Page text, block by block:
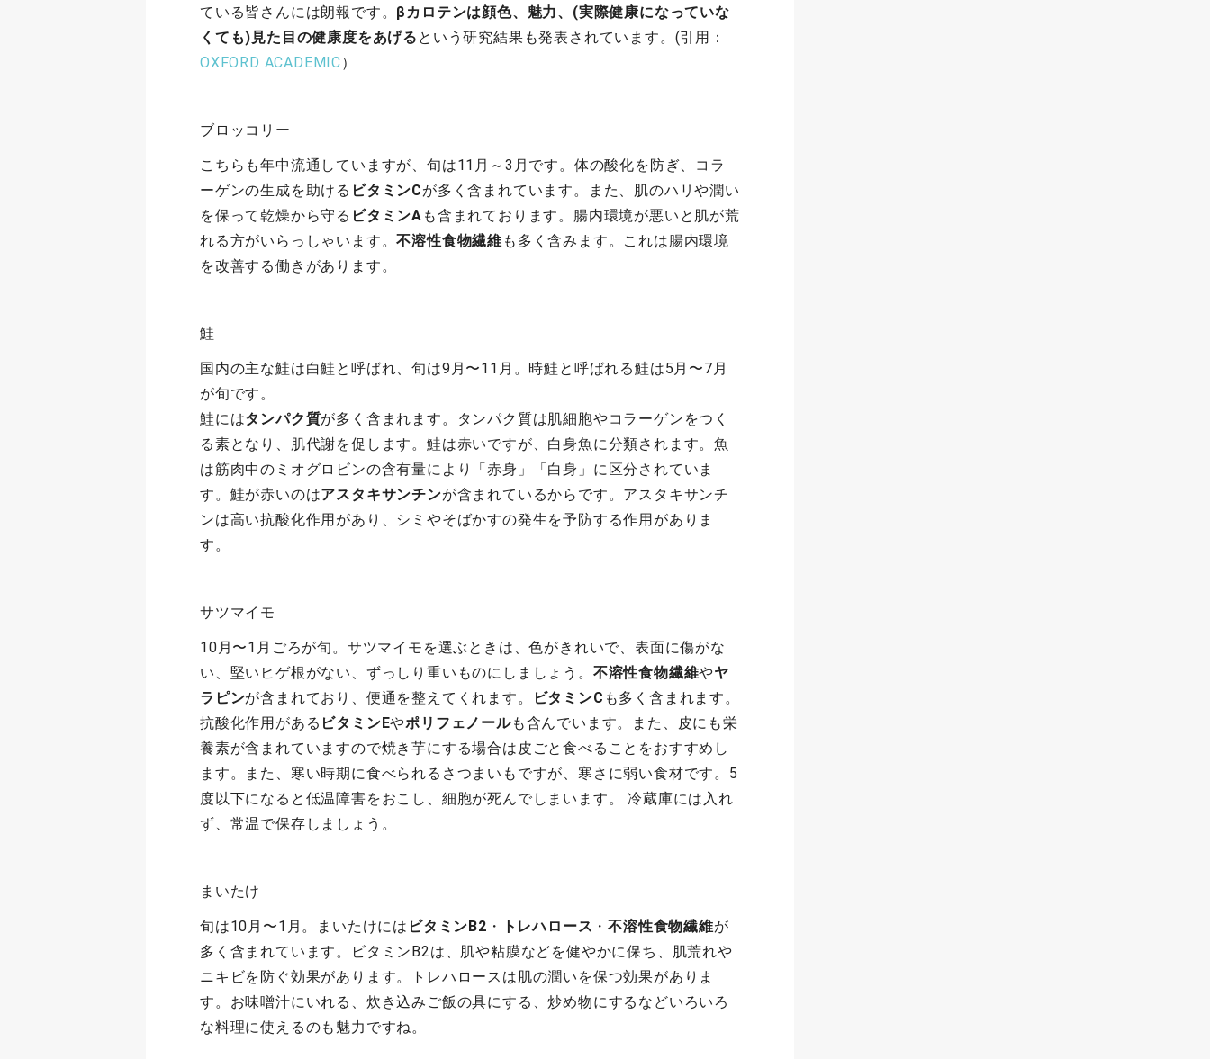
ている皆さんには朗報です。 βカロテンは顔色、魅力、(実際健康になっていな
くても)見た目の健康度をあげる という研究結果も発表されています。(引用：
OXFORD ACADEMIC）
ブロッコリー
こちらも年中流通していますが、旬は11月～3月です。体の酸化を防ぎ 、コラ
ーゲンの生成を助ける ビタミンCが多く含まれています。また、肌のハリや潤い
を保って乾燥から守る ビタミンA も含まれております。腸内環境が悪いと肌が荒
れる方がいらっしゃいます。不溶性食物繊維 も多く含みます。これは腸内環境
を改善する働きがあります。
鮭
国内の主な鮭は白鮭と呼ばれ、旬は9月〜11月。時鮭と呼ばれる鮭は5月〜7月
が旬です。
鮭にはタンパク質が多く含まれます。タンパク質は肌細胞やコラーゲンをつく
る素となり、肌代謝を促します。 鮭は赤いですが、白身魚に分類されます。魚
は筋肉中のミオグロビンの含有量により「赤身」「白身」に区分されていま
す。鮭が赤いのはアスタキサンチンが含まれているからです。アスタキサンチ
ンは高い抗酸化作用があり、シミやそばかすの発生を予防する作用がありま
す。
サツマイモ
10月〜1月ごろが旬。サツマイモを選ぶときは、色がきれいで、表面に傷がな
い、堅いヒゲ根がない、ずっしり重いものにしましょう。 不溶性食物繊維やヤ
ラピンが含まれており、便通を整えてくれます。 ビタミンC も多く含まれます。
抗酸化作用がある ビタミンEやポリフェノールも含んでいます。また、皮にも栄
養素が含まれていますので焼き芋にする場合は皮ごと食べることをおすすめし
ます。また、寒い時期に食べられるさつまいもですが、寒さに弱い食材です。5
度以下になると低温障害をおこし、細胞が死んでしまいます。 冷蔵庫には入れ
ず、常温で保存しましょう。
まいたけ
旬は10月〜1月。まいたけには ビタミンB2 ・ トレハロース ・不溶性食物繊維が
多く含まれています。ビタミンB2は、肌や粘膜などを健やかに保ち、肌荒れや
ニキビを防ぐ効果があります。トレハロースは肌の潤いを保つ効果がありま
す。お味噌汁にいれる、炊き込みご飯の具にする、炒め物にするなどいろいろ
な料理に使えるのも魅力ですね。